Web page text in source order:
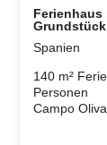
Ferienhaus
Spanien
140 m²
Personen
Campo